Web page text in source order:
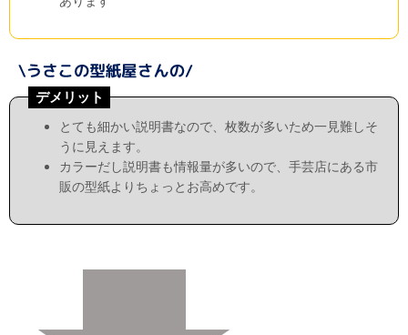
デメリット
とても細かい説明書なので、枚数が多いため一見難しそ
うに見えます。
カラーだし説明書も情報量が多いので、手芸店にある市
販の型紙よりちょっとお高めです。